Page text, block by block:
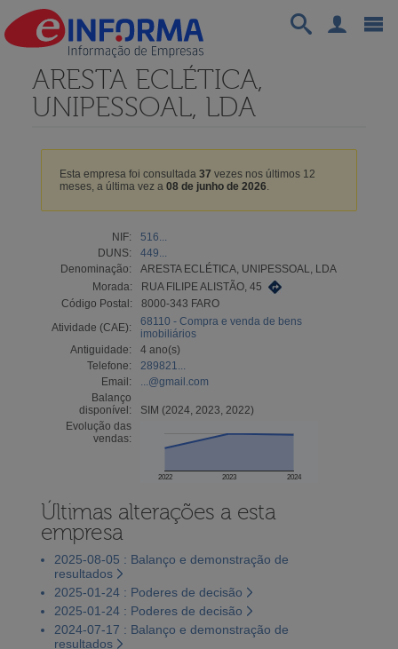
ARESTA ECLÉTICA,
UNIPESSOAL, LDA
Esta empresa foi consultada 37 vezes nos últimos 12
meses, a última vez a 08 de junho de 2026.
NIF:
516...
DUNS:
449...
Denominação:
ARESTA ECLÉTICA, UNIPESSOAL, LDA
Morada:
RUA FILIPE ALISTÃO, 45
Código Postal:
8000-343 FARO
Atividade (CAE):
68110 - Compra e venda de bens
imobiliários
Antiguidade:
4 ano(s)
Telefone:
289821...
Email:
...@gmail.com
Balanço
disponível:
SIM (2024, 2023, 2022)
Evolução das
vendas:
2022 2023 2024
Últimas alterações a esta
empresa
2025-08-05 : Balanço e demonstração de
resultados
2025-01-24 : Poderes de decisão
2025-01-24 : Poderes de decisão
2024-07-17 : Balanço e demonstração de
resultados